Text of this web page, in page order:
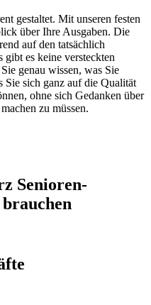
gestaltet. Mit unseren festen
über Ihre Ausgaben. Die
auf den tatsächlich
gibt es keine versteckten
genau wissen, was Sie
Sie sich ganz auf die Qualität
ohne sich Gedanken über
zu müssen.
Senioren­